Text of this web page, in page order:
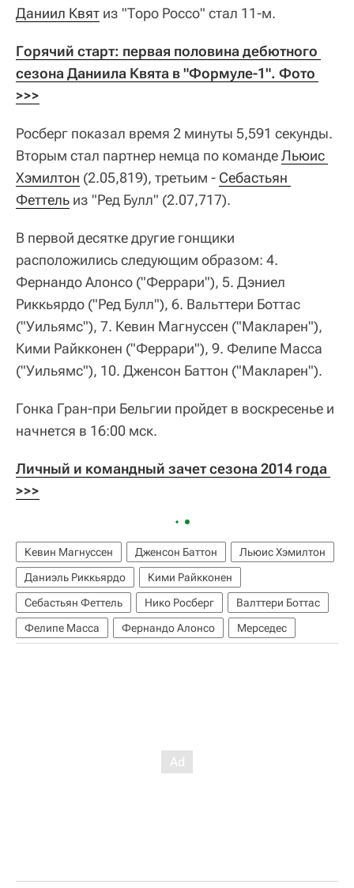
Даниил Квят из "Торо Россо" стал 11-м.
Горячий старт: первая половина дебютного
сезона Даниила Квята в "Формуле-1". Фото
>>>
Росберг показал время 2 минуты 5,591 секунды.
Вторым стал партнер немца по командеЛьюис
Хэмилтон (2.05,819), третьим - Себастьян
Феттель из "Ред Булл" (2.07,717).
В первой десятке другие гонщики
расположились следующим образом: 4.
Фернандо Алонсо ("Феррари"), 5. Дэниел
Риккьярдо ("Ред Булл"), 6. Вальттери Боттас
("Уильямс"), 7. Кевин Магнуссен ("Макларен"),
Кими Райкконен ("Феррари"), 9. Фелипе Масса
("Уильямс"), 10. Дженсон Баттон ("Макларен").
Гонка Гран-при Бельгии пройдет в воскресенье и
начнется в 16:00 мск.
Личный и командный зачет сезона 2014 года
>>>
Кевин Магнуссен Дженсон Баттон
Льюис Хэмилтон
Даниэль Риккьярдо
Кими Райкконен
Себастьян Феттель
Нико Росберг
Валттери Боттас
Фелипе Масса
Фернандо Алонсо Мерседес